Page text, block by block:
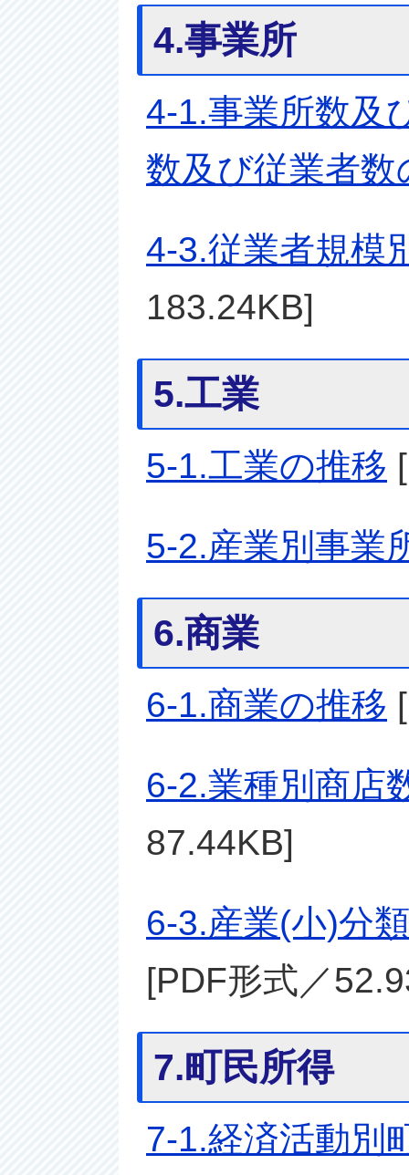
4.事業所
4-1.事業所数及
数及び従業者数
4-3.従業者規模
183.24KB]
5.工業
5-1.工業の推移
5-2.産業別事業
6.商業
6-1.商業の推移
6-2.業種別商店
87.44KB]
6-3.産業(小)分
[PDF形式／
7.町民所得
7-1.経済活動別